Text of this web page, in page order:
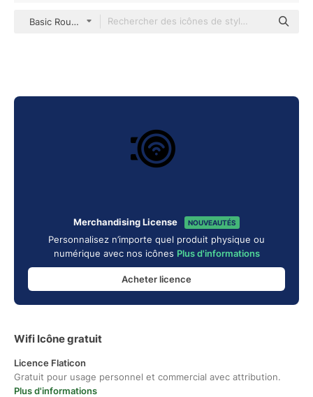
Basic Rounded Filled
Merchandising License NOUVEAUTÉS
Personnalisez n’importe quel produit physique ou
numérique avec nos icônes Plus d'informations
Acheter licence
Wifi Icône gratuit
Licence Flaticon
Gratuit pour usage personnel et commercial avec attribution.
Plus d'informations